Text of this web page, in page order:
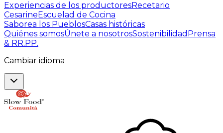
Experiencias de los productoresRecetario
CesarineEscuelad de Cocina
Saborea los PueblosCasas históricas
Quiénes somosÚnete a nosotrosSostenibilidad Prensa
& RR.PP.
Cambiar idioma